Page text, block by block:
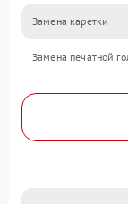
Замена каретки
Замена печатной